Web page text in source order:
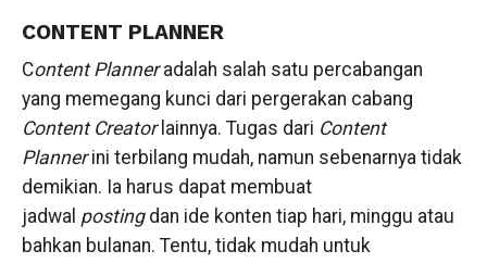
CONTENT PLANNER
Content Planneradalah salah satu percabangan
yang memegang kunci dari pergerakan cabang
Content Creator lainnya. Tugas dari Content
Plannerini terbilang mudah, namun sebenarnya tidak
demikian. Ia harus dapat membuat
jadwal posting dan ide konten tiap hari, minggu atau
bahkan bulanan. Tentu, tidak mudah untuk